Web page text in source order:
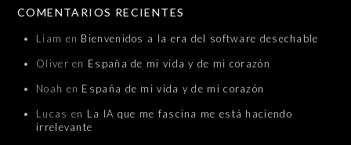
COMENTARIOS RECIENTES
Liam en Bienvenidos a la era del software desechable
Oliver en España de mi vida y de mi corazón
Noah en España de mi vida y de mi corazón
Lucas en La IA que me fascina me está haciendo
irrelevante